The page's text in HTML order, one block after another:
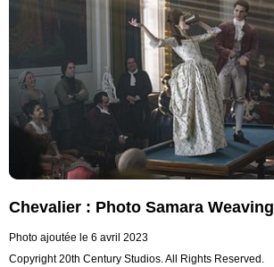
Chevalier : Photo Samara Weaving
Photo ajoutée le 6 avril 2023
Copyright 20th Century Studios. All Rights Reserved.